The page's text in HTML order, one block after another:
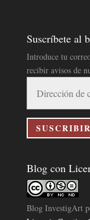
Suscríbete al
Introduce tu
recibir avisos de
correo
electrónico
SUSCRIBIR
Blog con
Blog InvestigArt